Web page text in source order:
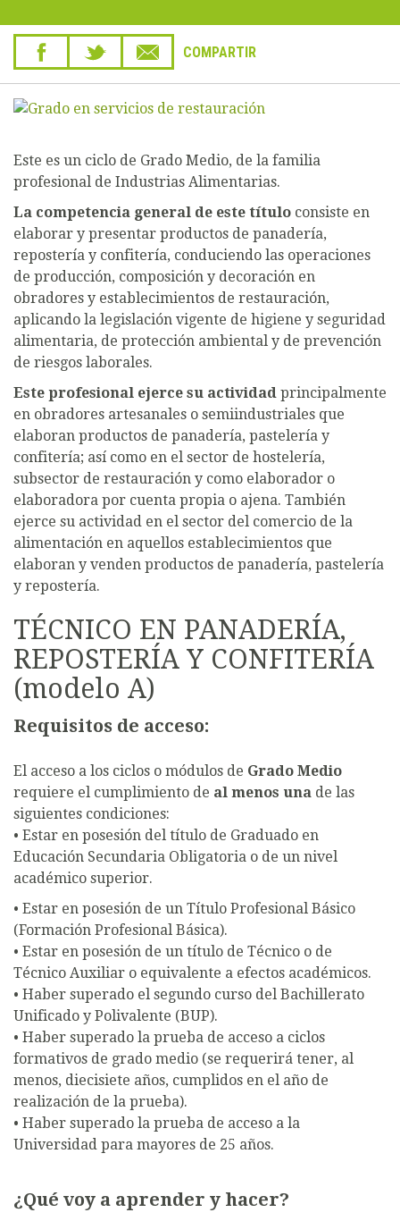
COMPARTIR
Este es un ciclo de Grado Medio, de la familia
profesional de Industrias Alimentarias.
La competencia general de este título consiste en
elaborar y presentar productos de panadería,
repostería y confitería, conduciendo las operaciones
de producción, composición y decoración en
obradores y establecimientos de restauración,
aplicando la legislación vigente de higiene y seguridad
alimentaria, de protección ambiental y de prevención
de riesgos laborales.
Este profesional ejerce su actividad principalmente
en obradores artesanales o semiindustriales que
elaboran productos de panadería, pastelería y
confitería; así como en el sector de hostelería,
subsector de restauración y como elaborador o
elaboradora por cuenta propia o ajena. También
ejerce su actividad en el sector del comercio de la
alimentación en aquellos establecimientos que
elaboran y venden productos de panadería, pastelería
y repostería.
TÉCNICO EN PANADERÍA,
REPOSTERÍA Y CONFITERÍA
(modelo A)
Requisitos de acceso:
El acceso a los ciclos o módulos de Grado Medio
requiere el cumplimiento de al menos una de las
siguientes condiciones:
• Estar en posesión del título de Graduado en
Educación Secundaria Obligatoria o de un nivel
académico superior.
• Estar en posesión de un Título Profesional Básico
(Formación Profesional Básica).
• Estar en posesión de un título de Técnico o de
Técnico Auxiliar o equivalente a efectos académicos.
• Haber superado el segundo curso del Bachillerato
Unificado y Polivalente (BUP).
• Haber superado la prueba de acceso a ciclos
formativos de grado medio (se requerirá tener, al
menos, diecisiete años, cumplidos en el año de
realización de la prueba).
• Haber superado la prueba de acceso a la
Universidad para mayores de 25 años.
¿Qué voy a aprender y hacer?